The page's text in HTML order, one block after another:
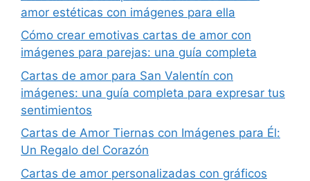
amor estéticas con imágenes para ella
Cómo crear emotivas cartas de amor con
imágenes para parejas: una guía completa
Cartas de amor para San Valentín con
imágenes: una guía completa para expresar tus
sentimientos
Cartas de Amor Tiernas con Imágenes para Él:
Un Regalo del Corazón
Cartas de amor personalizadas con gráficos